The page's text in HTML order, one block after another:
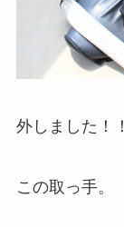
外しました！！
この取っ手。